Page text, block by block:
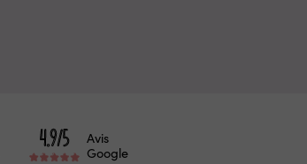
Avis
Google